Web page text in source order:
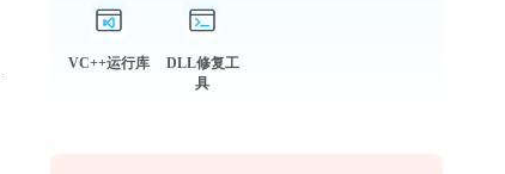
VC++运行库
DLL修复工
具